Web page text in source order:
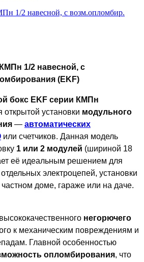
1/2 навесной, с
(EKF)
бокс EKF серии КМПн
открытой установки модульного
— автоматических
или счетчиков. Данная модель
1 или 2 модулей (шириной 18
её идеальным решением для
электроцепей, установки
доме, гараже или на даче.
негорючего
к механическим повреждениям и
Главной особенностью
опломбирования, что